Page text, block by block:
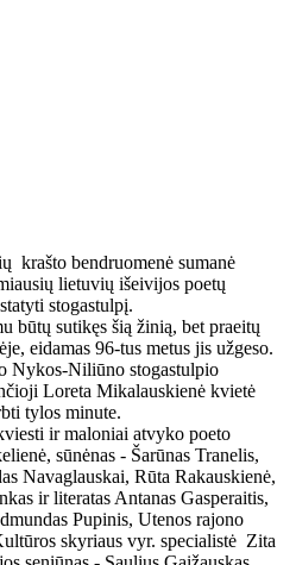
krašto bendruomenė sumanė
lietuvių išeivijos poetų
stogastulpį.
būtų sutikęs šią žinią, bet praeitų
eidamas 96-tus metus jis užgeso.
Nykos-Niliūno stogastulpio
Loreta Mikalauskienė kvietė
tylos minute.
ir maloniai atvyko poeto
sūnėnas - Šarūnas Tranelis,
Navaglauskai, Rūta Rakauskienė,
ir literatas Antanas Gasperaitis,
Pupinis, Utenos rajono
skyriaus vyr. specialistė Zita